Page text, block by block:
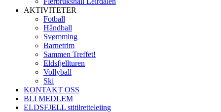
AKTIVITETER
Fotball
Håndball
Svømming
Barnetrim
Sammen Treffet!
Eldsfjellturen
Vollyball
Ski
KONTAKT OSS
BLI MEDLEM
ELDSFJELL stitilretteleiing